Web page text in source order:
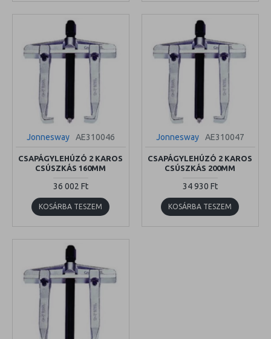
Jonnesway AE310046
CSAPÁGYLEHÚZÓ 2 KAROS
CSÚSZKÁS 160MM
36 002 Ft
KOSÁRBA TESZEM
Jonnesway AE310047
CSAPÁGYLEHÚZÓ 2 KAROS
CSÚSZKÁS 200MM
34 930 Ft
KOSÁRBA TESZEM